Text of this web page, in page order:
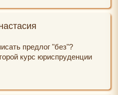
предлог "без"?
курс юриспруденции